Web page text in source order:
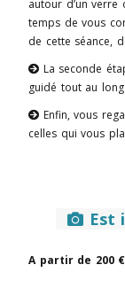
autour d’un verre
temps de vous
de cette séance,
 La seconde
guidé tout au
 Enfin, vous
celles qui vous
 Est
A partir de 200